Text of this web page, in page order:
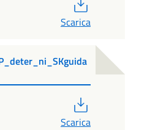
Scarica
Scarica